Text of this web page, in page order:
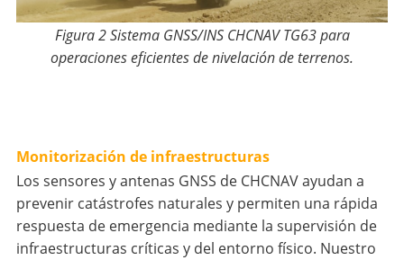
Figura 2 Sistema GNSS/INS CHCNAV TG63 para
operaciones eficientes de nivelación de terrenos.
Monitorización de infraestructuras
Los sensores y antenas GNSS de CHCNAV ayudan a
prevenir catástrofes naturales y permiten una rápida
respuesta de emergencia mediante la supervisión de
infraestructuras críticas y del entorno físico. Nuestro